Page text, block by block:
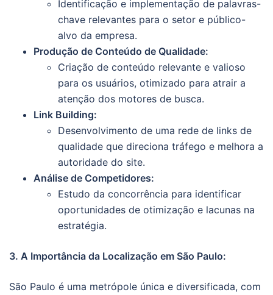
Identificação e implementação de palavras-
chave relevantes para o setor e público-
alvo da empresa.
Produção de Conteúdo de Qualidade:
Criação de conteúdo relevante e valioso
para os usuários, otimizado para atrair a
atenção dos motores de busca.
Link Building:
Desenvolvimento de uma rede de links de
qualidade que direciona tráfego e melhora a
autoridade do site.
Análise de Competidores:
Estudo da concorrência para identificar
oportunidades de otimização e lacunas na
estratégia.
3. A Importância da Localização em São Paulo:
São Paulo é uma metrópole única e diversificada, com